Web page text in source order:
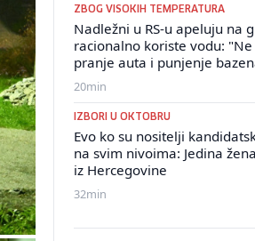
ZBOG VISOKIH TEMPERATURA
Nadležni u RS-u apeluju na
racionalno koriste vodu:
pranje auta i punjenje
20min
IZBORI U OKTOBRU
Evo ko su nositelji
na svim nivoima: Jedina
iz Hercegovine
32min